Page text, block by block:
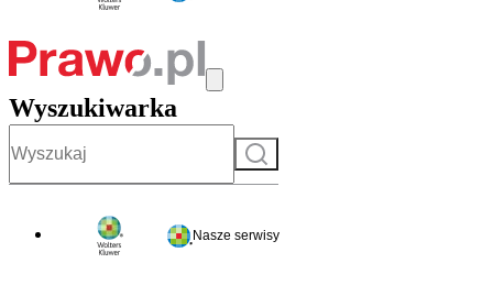
Wyszukiwarka
Szukaj
Nasze serwisy